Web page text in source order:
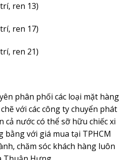
ren 13)
ren 17)
ren 21)
phân phối các loại mặt hàng
với các công ty chuyển phát
cả nước có thể sỡ hữu chiếc xi
bằng với giá mua tại TPHCM
chăm sóc khách hàng luôn